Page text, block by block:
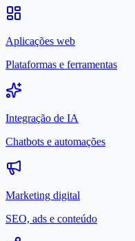
Aplicações web
Plataformas e ferramentas
Integração de IA
Chatbots e automações
Marketing digital
SEO, ads e conteúdo